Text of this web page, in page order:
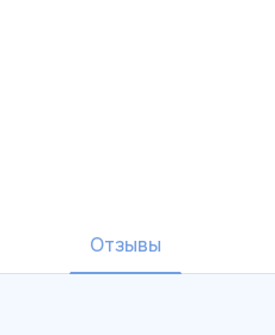
Отзывы